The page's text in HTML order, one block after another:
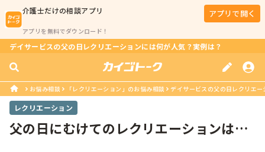
介護士だけの相談アプリ
アプリを無料でダウンロード！
アプリで開く
デイサービスの父の日レクリエーションには何が人気？実例は？
お悩み相談 「レクリエーション」のお悩み相談 デイサービスの父の日レクリエ
レクリエーション
父の日にむけてのレクリエーションは何